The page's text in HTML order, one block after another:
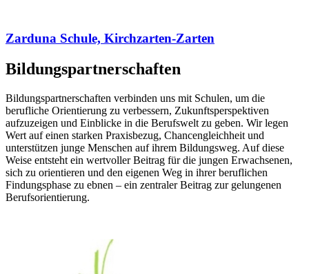
Zarduna Schule, Kirchzarten-Zarten
Bildungspartnerschaften
Bildungspartnerschaften verbinden uns mit Schulen, um die
berufliche Orientierung zu verbessern, Zukunftsperspektiven
aufzuzeigen und Einblicke in die Berufswelt zu geben. Wir legen
Wert auf einen starken Praxisbezug, Chancengleichheit und
unterstützen junge Menschen auf ihrem Bildungsweg. Auf diese
Weise entsteht ein wertvoller Beitrag für die jungen Erwachsenen,
sich zu orientieren und den eigenen Weg in ihrer beruflichen
Findungsphase zu ebnen – ein zentraler Beitrag zur gelungenen
Berufsorientierung.